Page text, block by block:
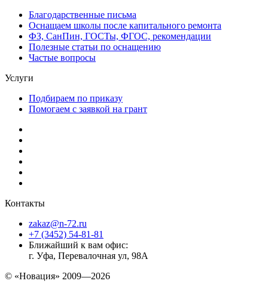
Благодарственные письма
Оснащаем школы после капитального ремонта
ФЗ, СанПин, ГОСТы, ФГОС, рекомендации
Полезные статьи по оснащению
Частые вопросы
Услуги
Подбираем по приказу
Помогаем с заявкой на грант
Контакты
zakaz@n-72.ru
+7 (3452) 54-81-81
Ближайший к вам офис:
г. Уфа, Перевалочная ул, 98А
© «Новация» 2009—2026